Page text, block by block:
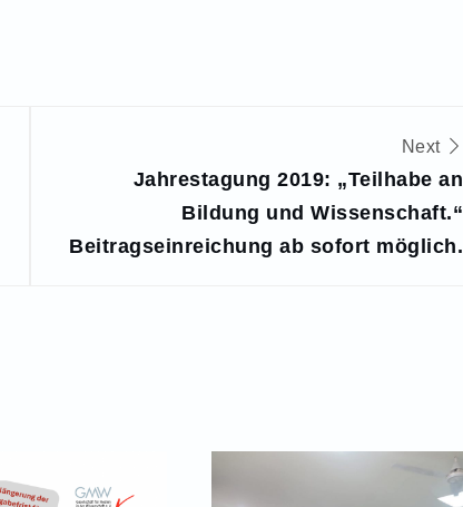
Next
Jahrestagung 2019: „Teilhabe an
Bildung und Wissenschaft.“
Beitragseinreichung ab sofort möglich.